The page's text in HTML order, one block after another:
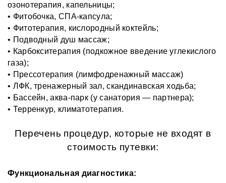
озонотерапия, капельницы;
• Фитобочка, СПА-капсула;
• Фитотерапия, кислородный коктейль;
• Подводный душ массаж;
• Карбокситерапия (подкожное введение углекислого
газа);
• Прессотерапия (лимфодренажный массаж)
• ЛФК, тренажерный зал, скандинавская ходьба;
• Бассейн, аква-парк (у санатория — партнера);
• Терренкур, климатотерапия.
Перечень процедур, которые не входят в
стоимость путевки:
Функциональная диагностика: